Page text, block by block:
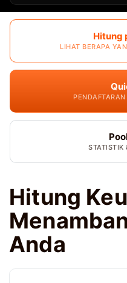
Hitung
LIHAT BERAPA
STATISTIK
Hitung
Anda